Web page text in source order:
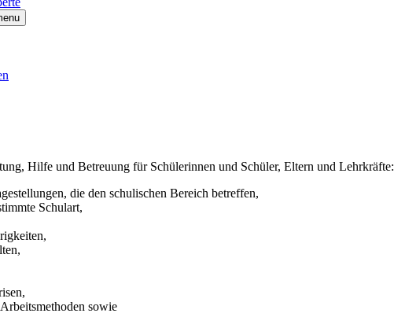
Hilfe und Betreuung für Schülerinnen und Schüler, Eltern und Lehrkräfte:
die den schulischen Bereich betreffen,
Schulart,
sowie